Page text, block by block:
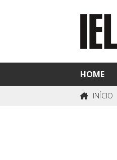
HOME
INÍCIO